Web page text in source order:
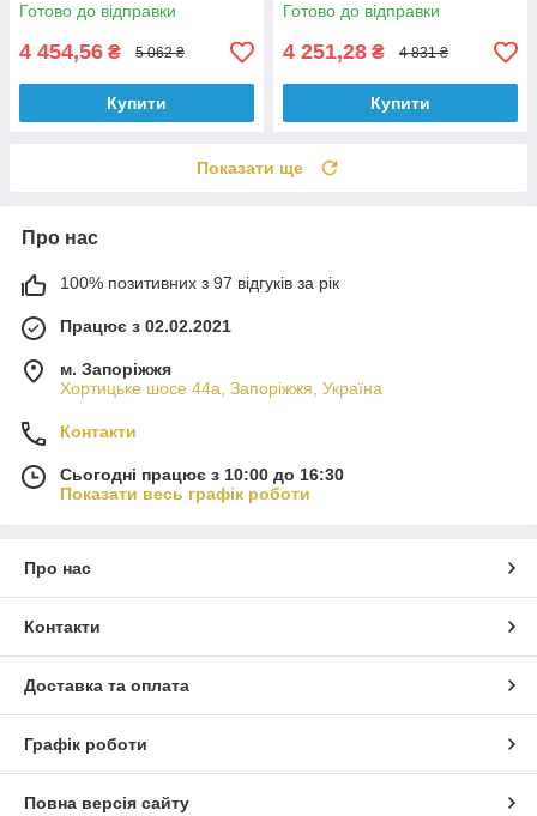
Готово до відправки
4 454,56 ₴ 5 062 ₴
Купити
Готово до відправки
4 251,28 ₴ 4 831 ₴
Купити
Показати ще
Про нас
100% позитивних з 97 відгуків за рік
Працює з 02.02.2021
м. Запоріжжя
Хортицьке шосе 44а, Запоріжжя, Україна
Контакти
Сьогодні працює з 10:00 до 16:30
Показати весь графік роботи
Про нас
Контакти
Доставка та оплата
Графік роботи
Повна версія сайту